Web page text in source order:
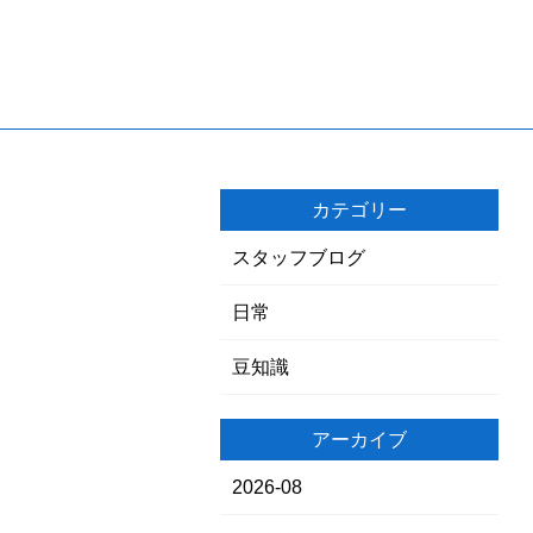
カテゴリー
スタッフブログ
日常
豆知識
アーカイブ
2026-08